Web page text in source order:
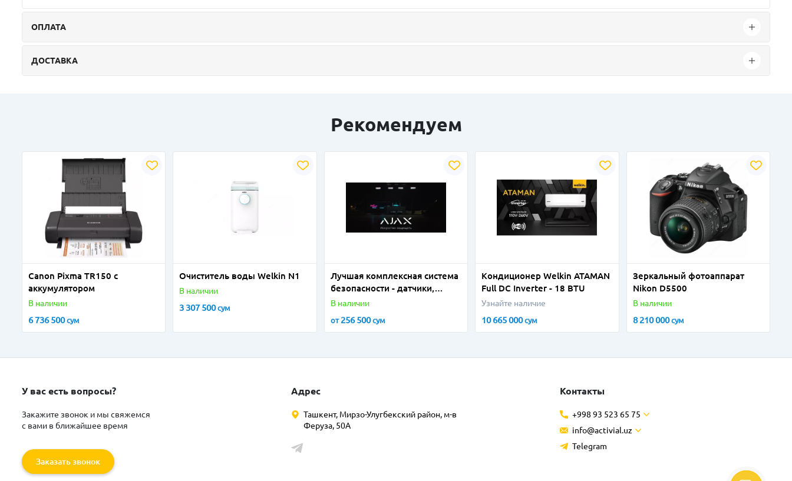
ОПЛАТА
ДОСТАВКА
Рекомендуем
Canon Pixma TR150 с
аккумулятором
В наличии
6 736 500сум
Очиститель воды Welkin N1
В наличии
3 307 500сум
Лучшая комплексная система
безопасности - датчики,
сирены и контроллены Ajax
поставщика!
В наличии
от256 500сум
Кондиционер Welkin ATAMAN
Full DС Inverter - 18 BTU
Узнайте наличие
10 665 000сум
Зеркальный фотоаппарат
Nikon D5500
В наличии
8 210 000сум
У вас есть вопросы?
Закажите звонок и мы свяжемся
с вами в ближайшее время
Заказать звонок
Адрес
Ташкент, Мирзо-Улугбекский район, м-в
Феруза, 50А
Контакты
+998 93 523 65 75
info@activial.uz
Telegram